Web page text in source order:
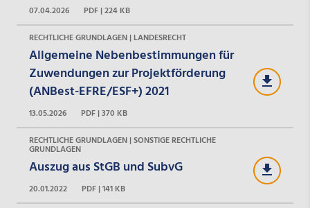
07.04.2026
PDF | 224 KB
RECHTLICHE GRUNDLAGEN | LANDESRECHT
Allgemeine Nebenbestimmungen für
Zuwendungen zur Projektförderung
(ANBest-EFRE/ESF+) 2021
13.05.2026
PDF | 370 KB
RECHTLICHE GRUNDLAGEN | SONSTIGE RECHTLICHE
GRUNDLAGEN
Auszug aus StGB und SubvG
20.01.2022
PDF | 141 KB